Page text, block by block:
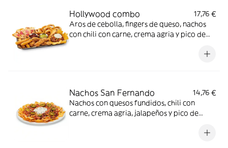
Hollywood combo
17,76 €
Aros de cebolla, fingers de queso, nachos
con chili con carne, crema agria y pico de
Nachos San Fernando
14,76 €
Nachos con quesos fundidos, chili con
carne, crema agria, jalapeños y pico de